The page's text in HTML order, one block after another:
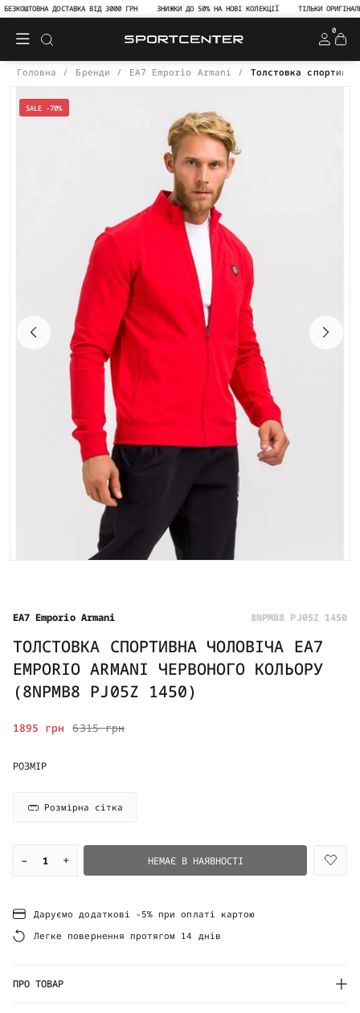
ДОСТАВКА ВІД 3000 ГРН ЗНИЖКИ ДО 50% НА НОВІ КОЛЕКЦІЇ ТІЛЬКИ
0
Головна Бренди EA7 Emporio Armani Толстовка
SALE -70%
EA7 Emporio Armani 8NPMB8 PJ05Z 1450
ТОЛСТОВКА СПОРТИВНА ЧОЛОВІЧА EA7
EMPORIO ARMANI ЧЕРВОНОГО КОЛЬОРУ
(8NPMB8 PJ05Z 1450)
6315 грн
1895 грн
РОЗМІР
Розмірна сітка
– + НЕМАЄ В НАЯВНОСТІ
Даруємо додаткові -5% при оплаті картою
Легке повернення протягом 14 днів
ПРО ТОВАР